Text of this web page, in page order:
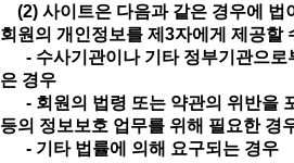
(2) 사이트은 다음과 같은 경우에 법
회원의 개인정보를 제3자에게 제공할
- 수사기관이나 기타 정부기관으로
은 경우
- 회원의 법령 또는 약관의 위반을
등의 정보보호 업무를 위해 필요한 경
- 기타 법률에 의해 요구되는 경우